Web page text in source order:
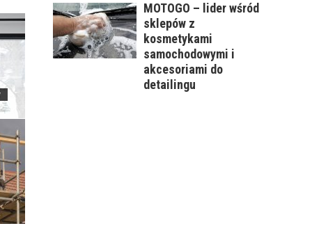
MOTOGO – lider wśród
sklepów z
kosmetykami
samochodowymi i
akcesoriami do
detailingu